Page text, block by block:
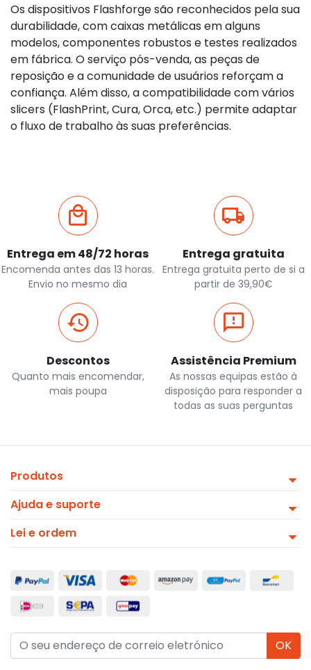
Os dispositivos Flashforge são reconhecidos pela sua
durabilidade, com caixas metálicas em alguns
modelos, componentes robustos e testes realizados
em fábrica. O serviço pós-venda, as peças de
reposição e a comunidade de usuários reforçam a
confiança. Além disso, a compatibilidade com vários
slicers (FlashPrint, Cura, Orca, etc.) permite adaptar
o fluxo de trabalho às suas preferências.
Entrega em 48/72 horas
Encomenda antes das 13 horas.
Envio no mesmo dia
Entrega gratuita
Entrega gratuita perto de si a
partir de 39,90€
Descontos
Quanto mais encomendar,
mais poupa
Assistência Premium
As nossas equipas estão à
disposição para responder a
todas as suas perguntas
Produtos
Ajuda e suporte
Lei e ordem
OK